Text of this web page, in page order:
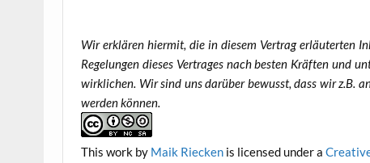
Wir erklä­ren hier­mit, die in die­sem Ver­trag erläu­ter­ten
Rege­lun­gen die­ses Ver­tra­ges nach bes­ten Kräf­ten und
wirk­li­chen. Wir sind uns dar­über bewusst, dass wir z.B.
wer­den können.
This work by Maik Riecken is licen­sed under a